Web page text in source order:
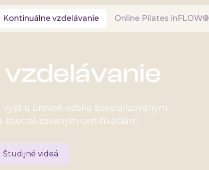
Kontinuálne vzdelávanie Online Pilates inFLOW®
úroveň vďaka špecializovaným
certifikáciám.
Študijné videá